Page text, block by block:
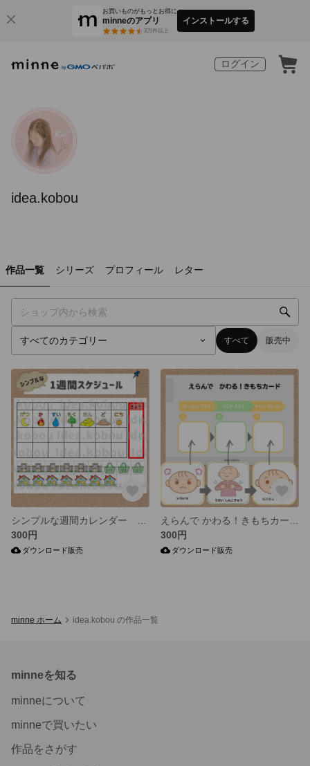
お買いものがもっとお得に
minneのアプリ
3万件以上
インストールする
ログイン
idea.kobou
作品一覧 シリーズ プロフィール レター
すべて 販売中
300円
ダウンロード販売
300円
ダウンロード販売
minne ホーム idea.kobou の作品一覧
minneを知る
minneについて
minneで買いたい
作品をさがす